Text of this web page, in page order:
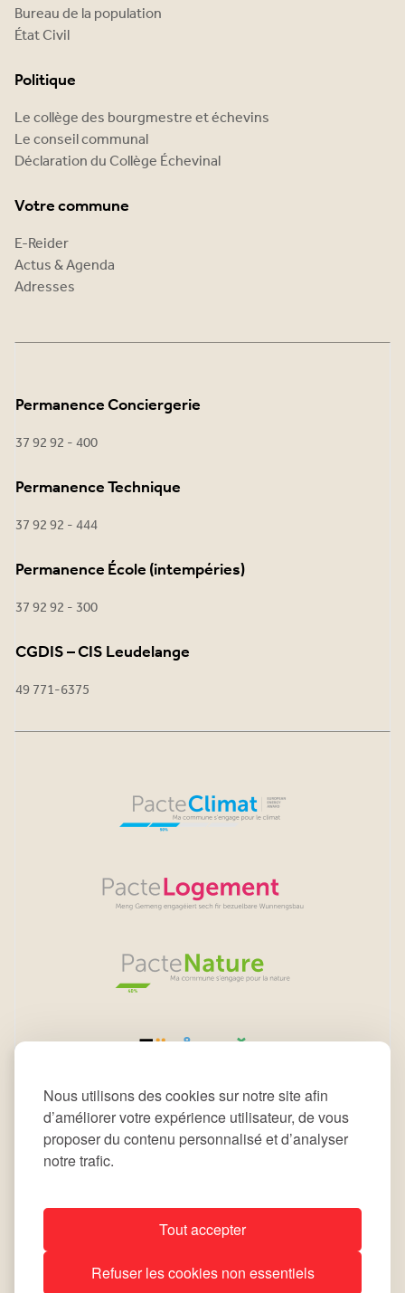
Nous utilisons des cookies sur notre site afin
d’améliorer votre expérience utilisateur, de vous
proposer du contenu personnalisé et d’analyser
notre trafic.
Tout accepter
Refuser les cookies non essentiels
Bureau de la population
État Civil
Politique
Le collège des bourgmestre et échevins
Le conseil communal
Déclaration du Collège Échevinal
Votre commune
E-Reider
Actus & Agenda
Adresses
Permanence Conciergerie
37 92 92 - 400
Permanence Technique
37 92 92 - 444
Permanence École (intempéries)
37 92 92 - 300
CGDIS – CIS Leudelange
49 771-6375
All rights reserved © 2026 Commune de Leudelange